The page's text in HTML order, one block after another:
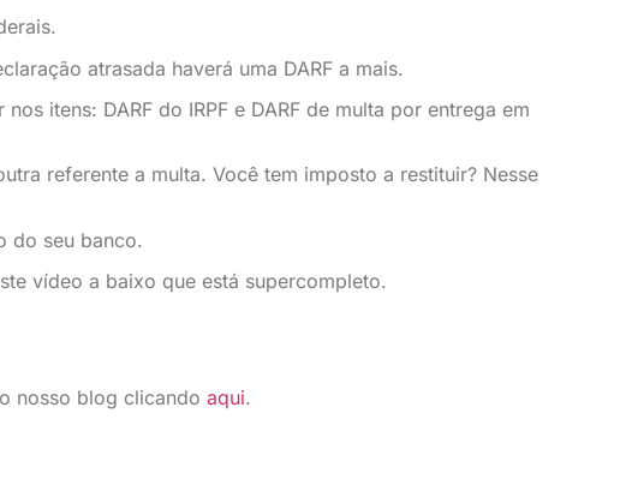
atrasada haverá uma DARF a mais.
itens: DARF do IRPF e DARF de multa por entrega em
referente a multa. Você tem imposto a restituir? Nesse
do seu banco.
vídeo a baixo que está supercompleto.
nosso blog clicando aqui.